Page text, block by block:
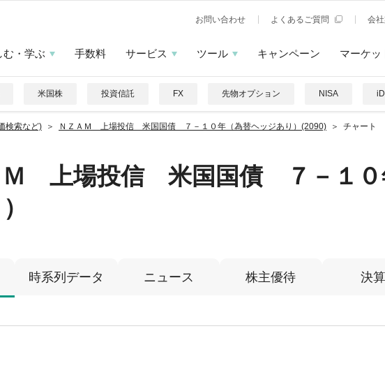
お問い合わせ よくあるご質問 会
む・学ぶ 手数料 サービス ツール キャンペーン マーケッ
米国株 投資信託 FX 先物オプション NISA
検索など) ＮＺＡＭ 上場投信 米国国債 ７－１０年（為替ヘッジあり）(2090) チャート
Ｍ 上場投信 米国国債 ７－１０
時系列データ ニュース 株主優待 決算